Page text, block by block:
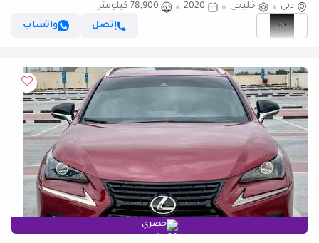
Compact SUV
دبي خليجي 2020
78,900 كيلومتر
إتصل
واتساب
حصري